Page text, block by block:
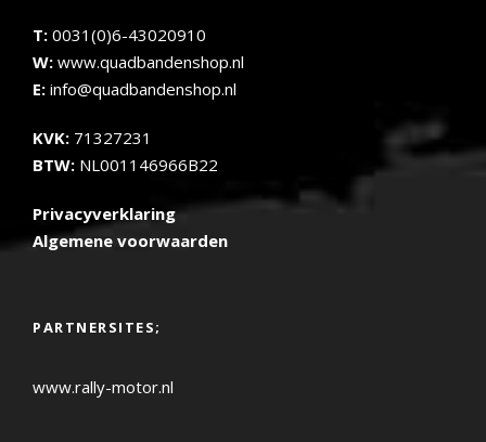
T: 0031(0)6-43020910
W: www.quadbandenshop.nl
E: info@quadbandenshop.nl
KVK: 71327231
BTW: NL001146966B22
Privacyverklaring
Algemene voorwaarden
PARTNERSITES;
www.rally-motor.nl